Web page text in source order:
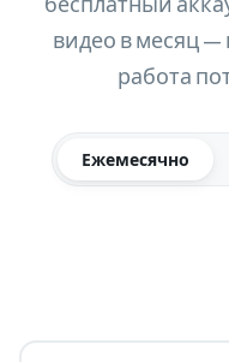
видео в месяц —
работа
Ежемесячно